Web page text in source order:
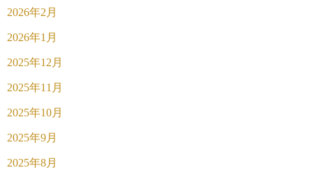
2026年2月
2026年1月
2025年12月
2025年11月
2025年10月
2025年9月
2025年8月